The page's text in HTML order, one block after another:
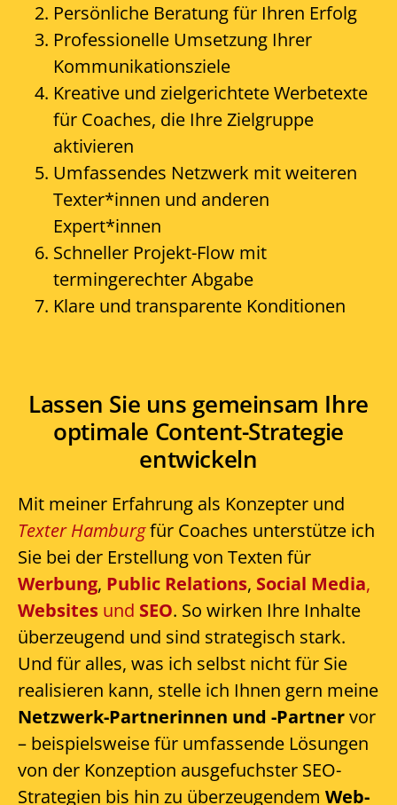
Persönliche Beratung für Ihren Erfolg
Professionelle Umsetzung Ihrer
Kommunikationsziele
Kreative und zielgerichtete Werbetexte
für Coaches, die Ihre Zielgruppe
aktivieren
Umfassendes Netzwerk mit weiteren
Texter*innen und anderen
Expert*innen
Schneller Projekt-Flow mit
termingerechter Abgabe
Klare und transparente Konditionen
Lassen Sie uns gemeinsam Ihre
optimale Content-Strategie
entwickeln
Mit meiner Erfahrung als Konzepter und
Texter Hamburgfür Coaches unterstütze ich
Sie bei der Erstellung von Texten für
Werbung, Public Relations, Social Media,
Websitesund SEO. So wirken Ihre Inhalte
überzeugend und sind strategisch stark.
Und für alles, was ich selbst nicht für Sie
realisieren kann, stelle ich Ihnen gern meine
Netzwerk-Partnerinnen und -Partnervor
– beispielsweise für umfassende Lösungen
von der Konzeption ausgefuchster SEO-
Strategien bis hin zu überzeugendem Web-